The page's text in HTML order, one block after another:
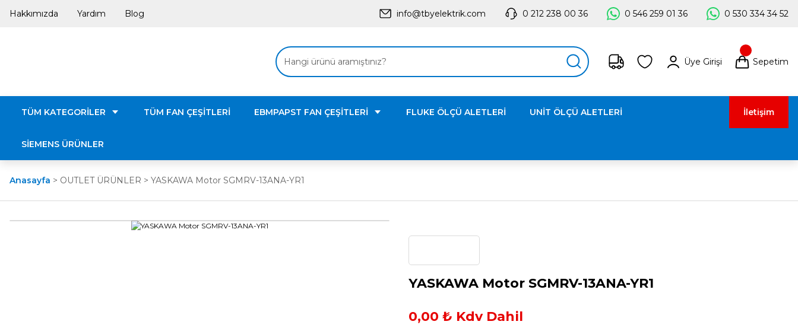
Hakkımızda Yardım Blog info@tbyelektrik.com 0 212 238 00 36 0 546 259 01 36 0 530 334 34 52
Üye Girişi Sepetim
TÜM KATEGORİLER TÜM FAN ÇEŞİTLERİ EBMPAPST FAN ÇEŞİTLERİ FLUKE ÖLÇÜ ALETLERİ UNİT ÖLÇÜ ALETLERİ
SİEMENS ÜRÜNLER
İletişim
Anasayfa OUTLET ÜRÜNLER YASKAWA Motor SGMRV-13ANA-YR1
YASKAWA Motor SGMRV-13ANA-YR1
0,00 ₺ Kdv Dahil